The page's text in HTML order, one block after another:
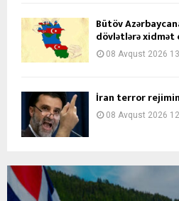
Bütöv
dövlətlərə xidmət
08 Avqust 2026
İran terror
08 Avqust 2026